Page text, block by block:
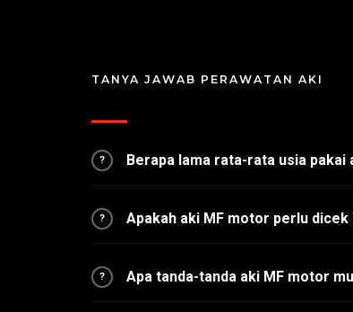
TANYA JAWAB PERAWATAN AKI
? Berapa lama rata-rata usia pakai
? Apakah aki MF motor perlu dicek
? Apa tanda-tanda aki MF motor